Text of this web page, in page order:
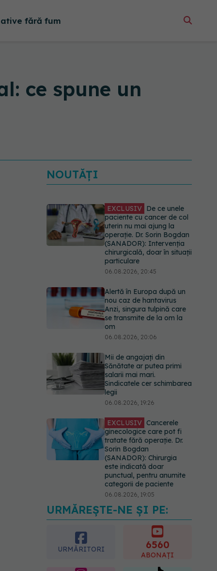
fără fum
ce spune un
NOUTĂȚI
EXCLUSIV De ce unele
paciente cu cancer de col
uterin nu mai ajung la
operație. Dr. Sorin Bogdan
(SANADOR): Intervenția
chirurgicală, doar în situații
particulare
06.08.2026, 20:45
Alertă în Europa după un
nou caz de hantavirus
Anzi, singura tulpină care
se transmite de la om la
om
06.08.2026, 20:06
Mii de angajați din
Sănătate ar putea primi
salarii mai mari.
Sindicatele cer schimbarea
legii
06.08.2026, 19:26
EXCLUSIV Cancerele
ginecologice care pot fi
tratate fără operație. Dr.
Sorin Bogdan
(SANADOR): Chirurgia
este indicată doar
punctual, pentru anumite
categorii de paciente
06.08.2026, 19:05
EXCLUSIV Brahiterapie
vs radioterapie externă în
cancerul ginecologic. Dr.
Sorin Bogdan (SANADOR)
explică diferența și cum
acționează tratamentul
URMĂREȘTE-NE ȘI PE:
URMĂRITORI 6560
ABONAȚI